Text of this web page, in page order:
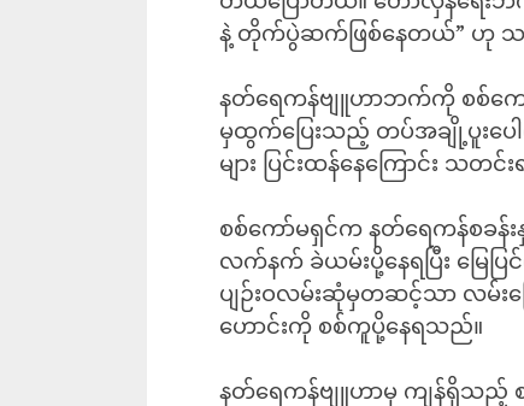
နဲ့ တိုက်ပွဲဆက်ဖြစ်နေတယ်” ဟု သတ
နတ်ရေကန်ဗျူဟာဘက်ကို စစ်ကော်
မှထွက်ပြေးသည့် တပ်အချို့ပူးပ
များ ပြင်းထန်နေကြောင်း သတ
စစ်ကော်မရှင်က နတ်ရေကန်စခန်း
လက်နက် ခဲယမ်းပို့နေရပြီး မြေ
ပျဉ်းဝလမ်းဆုံမှတဆင့်သာ လမ်းက
ဟောင်းကို စစ်ကူပို့နေရသည်။
နတ်ရေကန်ဗျူဟာမှ ကျန်ရှိသည့် စ